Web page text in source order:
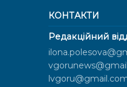
КОНТАКТИ
Редакційний